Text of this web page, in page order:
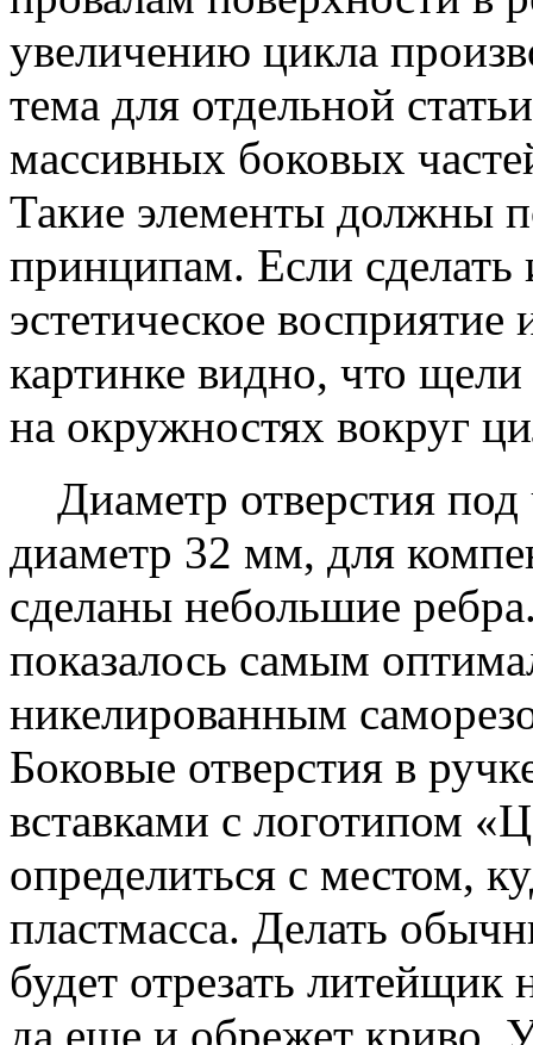
увеличению цикла
тема для отдельной
массивных боковых
Такие элементы должны
принципам. Если
эстетическое
картинке видно, что
на окружностях вокруг
Диаметр отверстия под
диаметр 32 мм, для
сделаны небольшие
показалось самым
никелированным
Боковые отверстия в
вставками с логотипом
определиться с местом,
пластмасса. Делать
будет отрезать
да еще и обрежет криво.